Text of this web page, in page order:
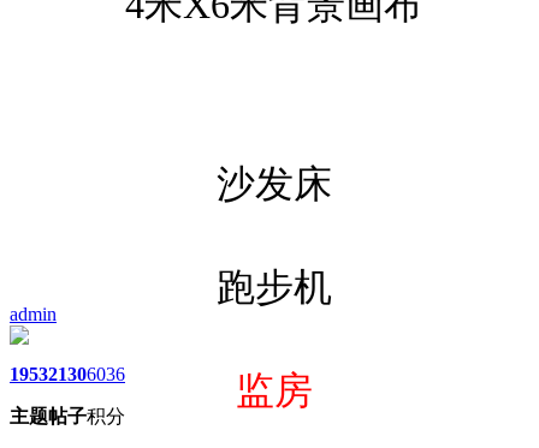
admin
1953
主题
2130
帖子
6036
积分
沙发床
跑步机
监房